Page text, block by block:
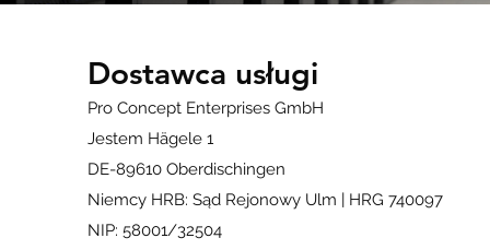
Dostawca usługi
Pro Concept Enterprises GmbH
Jestem Hägele 1
DE-89610 Oberdischingen
Niemcy HRB: Sąd Rejonowy Ulm | HRG 740097
NIP: 58001/32504